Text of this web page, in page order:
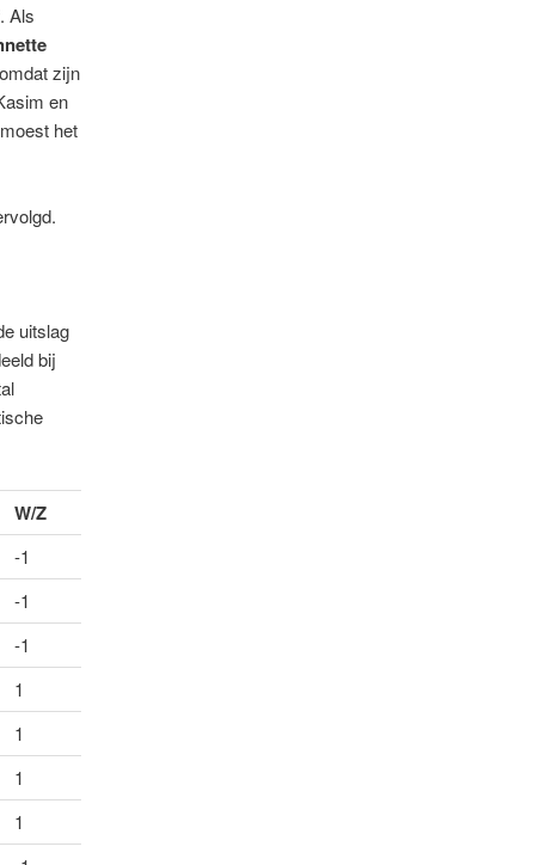
. Als
zijn
en
het
uitslag
bij
W/Z
-1
-1
-1
1
1
1
1